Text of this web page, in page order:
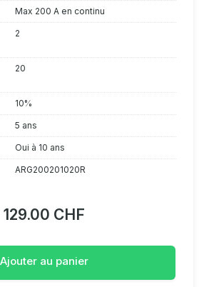
Max 200 A en continu
2
20
10%
5 ans
Oui à 10 ans
ARG200201020R
129.00 CHF
Ajouter au panier